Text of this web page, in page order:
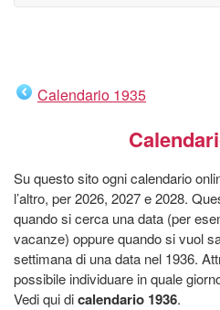
Calendario 1935
Su questo sito ogni calendario
l’altro, per 2026, 2027 e 2028.
quando si cerca una data (per
vacanze) oppure quando si vuol
settimana di una data nel 1936.
possibile individuare in quale
Vedi qui dicalendario 1936.